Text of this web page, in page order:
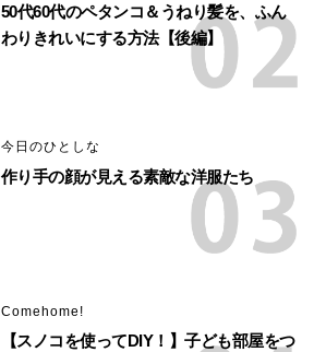
50代60代のペタンコ＆うねり髪を、ふん
わりきれいにする方法【後編】
今日のひとしな
作り手の顔が見える素敵な洋服たち
Comehome!
【スノコを使ってDIY！】子ども部屋をつ